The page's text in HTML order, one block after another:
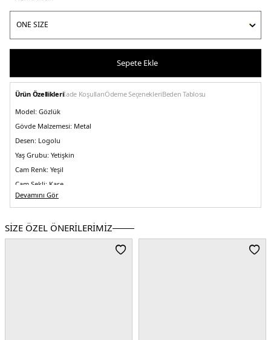
Sepete Ekle
Ürün Özellikleriİade KoşullarıÖdeme SeçenekleriBeden Tablosu
Model: Gözlük
Gövde Malzemesi: Metal
Desen: Logolu
Yaş Grubu: Yetişkin
Cam Renk: Yeşil
Cam Şekli: Kare
Çerçeve Renk:
Köprü Tasarımı:Standart
Köprü Ölçüsü:19 mm
Devamını Gör
SİZE ÖZEL ÖNERİLERİMİZ